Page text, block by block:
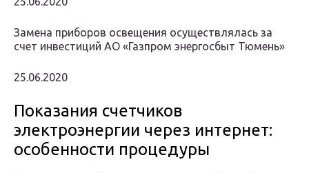
Замена приборов освещения осуществлялась за
счет инвестиций АО «Газпром энергосбыт Тюмень»
25.06.2020
Показания счетчиков
электроэнергии через интернет:
особенности процедуры